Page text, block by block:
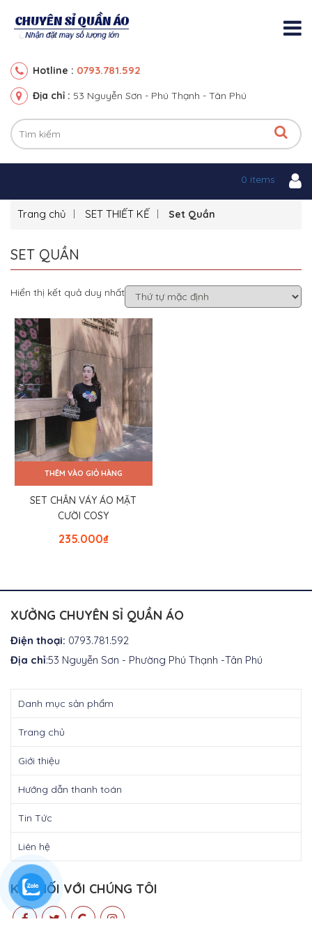
Hotline : 0793.781.592
Địa chỉ : 53 Nguyễn Sơn - Phú Thạnh - Tân Phú
0 items
Trang chủ SET THIẾT KẾ Set Quần
SET QUẦN
Hiển thị kết quả duy nhất
THÊM VÀO GIỎ HÀNG
SET CHÂN VÁY ÁO MẶT
CƯỜI COSY
₫
235.000
XƯỞNG CHUYÊN SỈ QUẦN ÁO
Điện thoại: 0793.781.592
Địa chỉ:53 Nguyễn Sơn - Phường Phú Thạnh -Tân Phú
Danh mục sản phẩm
Trang chủ
Giới thiệu
Hướng dẫn thanh toán
Tin Tức
Liên hệ
KẾT NỐI VỚI CHÚNG TÔI